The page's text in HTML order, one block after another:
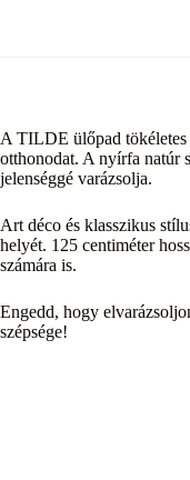
A TILDE ülőpad tökéletes
otthonodat. A nyírfa natúr
jelenséggé varázsolja.
Art déco és klasszikus
helyét. 125 centiméter
számára is.
Engedd, hogy
szépsége!